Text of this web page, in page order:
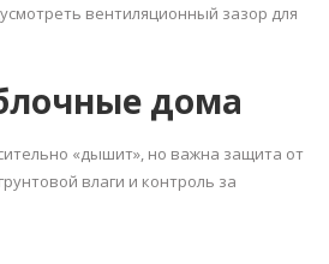
вентиляционный зазор для
дома
«дышит», но важна защита от
влаги и контроль за